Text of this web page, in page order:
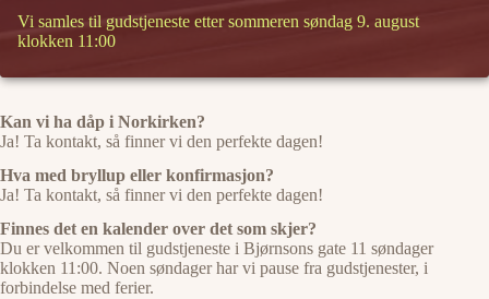
Vi samles til gudstjeneste etter sommeren søndag 9. august
klokken 11:00
Kan vi ha dåp i Norkirken?
Ja! Ta kontakt, så finner vi den perfekte dagen!
Hva med bryllup eller konfirmasjon?
Ja! Ta kontakt, så finner vi den perfekte dagen!
Finnes det en kalender over det som skjer?
Du er velkommen til gudstjeneste i Bjørnsons gate 11 søndager
klokken 11:00. Noen søndager har vi pause fra gudstjenester, i
forbindelse med ferier.